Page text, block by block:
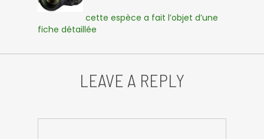
cette espèce a fait l’objet d’une
fiche détaillée
LEAVE A REPLY